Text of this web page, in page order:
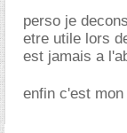
perso je
etre utile lors
est jamais a
enfin c'est